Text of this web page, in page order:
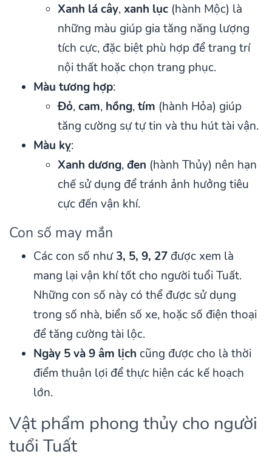
Xanh lá cây, xanh lục (hành Mộc) là
những màu giúp gia tăng năng lượng
tích cực, đặc biệt phù hợp để trang trí
nội thất hoặc chọn trang phục.
Màu tương hợp:
Đỏ,cam, hồng,tím (hành Hỏa) giúp
tăng cường sự tự tin và thu hút tài vận.
Màu kỵ:
Xanh dương,đen (hành Thủy) nên hạn
chế sử dụng để tránh ảnh hưởng tiêu
cực đến vận khí.
Con số may mắn
Các con số như3, 5, 9, 27 được xem là
mang lại vận khí tốt cho người tuổi Tuất.
Những con số này có thể được sử dụng
trong số nhà, biển số xe, hoặc số điện thoại
để tăng cường tài lộc.
Ngày 5 và 9 âm lịch cũng được cho là thời
điểm thuận lợi để thực hiện các kế hoạch
lớn.
Vật phẩm phong thủy cho người
tuổi Tuất